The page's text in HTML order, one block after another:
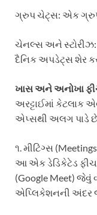
ગ્રુપ ચેટ્સ: એક
ચેનલ્સ અને સ્ટોરીઝ:
દૈનિક અપડેટ્સ શેર
ખાસ અને અનોખા
અરટ્ટાઈમાં કેટલાક
એપ્સથી અલગ પાડે
૧. મીટિંગ્સ
આ એક ડેડિકેટેડ
(Google Meet) જેવું
એપ્લિકેશનની અંદર